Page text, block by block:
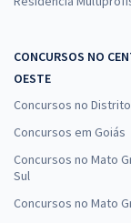
CONCURSOS NO
OESTE
Concursos no
Concursos em Goiás
Concursos no Mato
Sul
Concursos no Mato